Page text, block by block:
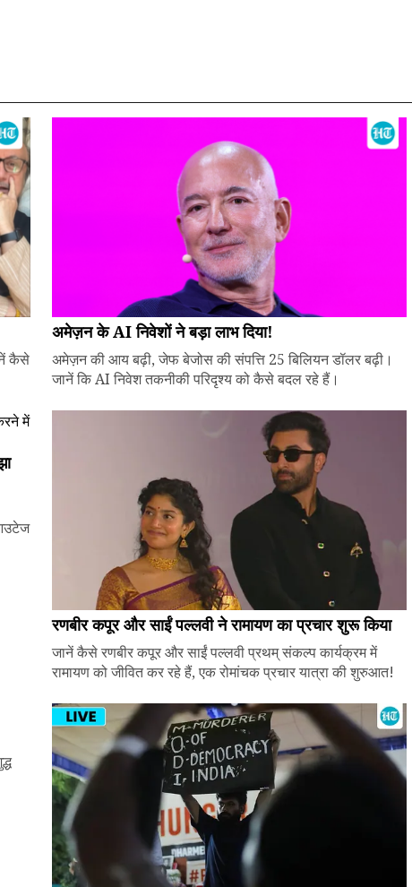
कैसे
अमेज़न के AI निवेशों ने बड़ा लाभ दिया!
अमेज़न की आय बढ़ी, जेफ बेजोस की संपत्ति 25 बिलियन डॉलर बढ़ी।
जानें कि AI निवेश तकनीकी परिदृश्य को कैसे बदल रहे हैं।
रणबीर कपूर और साईं पल्लवी ने रामायण का प्रचार शुरू किया
जानें कैसे रणबीर कपूर और साईं पल्लवी प्रथम् संकल्प कार्यक्रम में
रामायण को जीवित कर रहे हैं, एक रोमांचक प्रचार यात्रा की शुरुआत!